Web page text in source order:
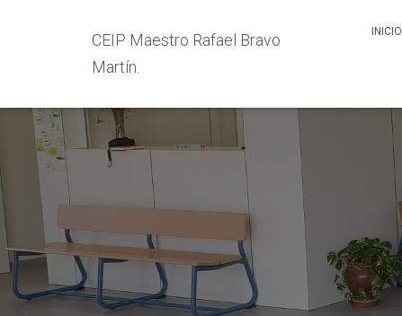
CEIP Maestro Rafael Bravo
Martín.
INICIO